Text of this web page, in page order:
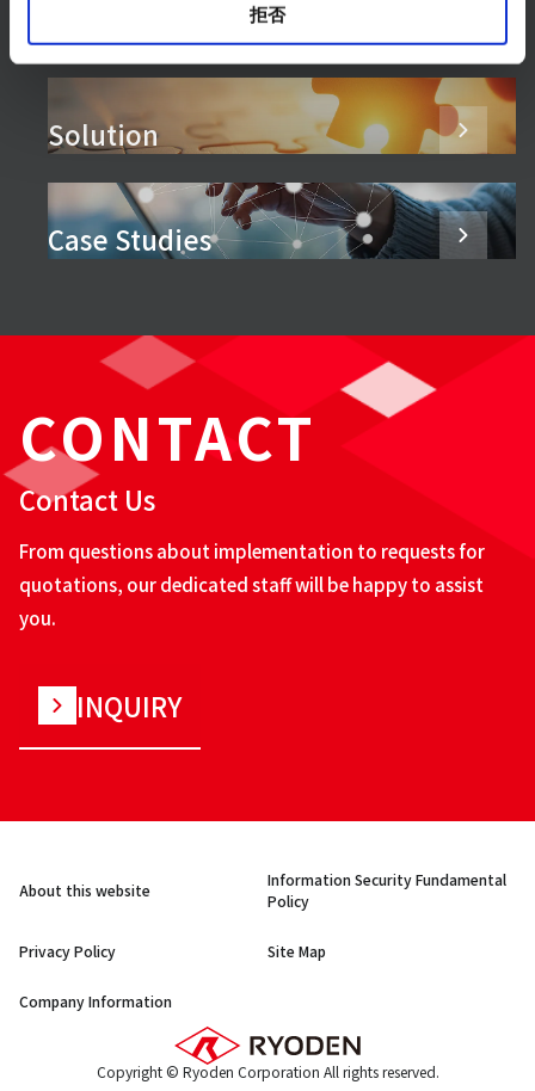
拒否
Products & Services
Solution
Case Studies
CONTACT
Contact Us
From questions about implementation to requests for
quotations, our dedicated staff will be happy to assist
you.
INQUIRY
About this website
Information Security Fundamental
Policy
Privacy Policy Site Map
Company Information
Copyright © Ryoden Corporation All rights reserved.